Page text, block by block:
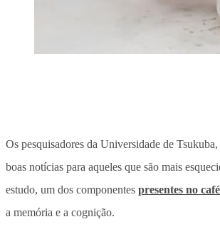
Os pesquisadores da Universidade de
boas notícias para aqueles que são mais
estudo, um dos componentes presentes no café
a memória e a cognição.